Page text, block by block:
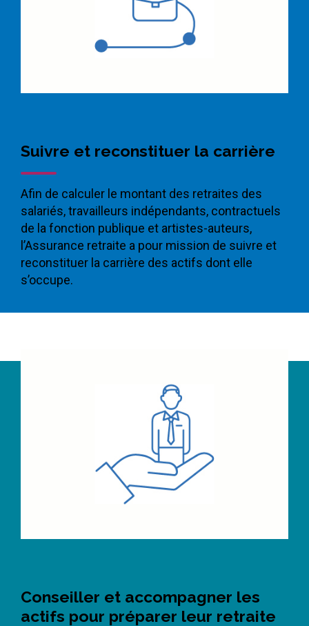
Suivre et reconstituer la carrière
Afin de calculer le montant des retraites des
salariés, travailleurs indépendants, contractuels
de la fonction publique et artistes-auteurs,
l’Assurance retraite a pour mission de suivre et
reconstituer la carrière des actifs dont elle
s’occupe.
Conseiller et accompagner les
actifs pour préparer leur retraite